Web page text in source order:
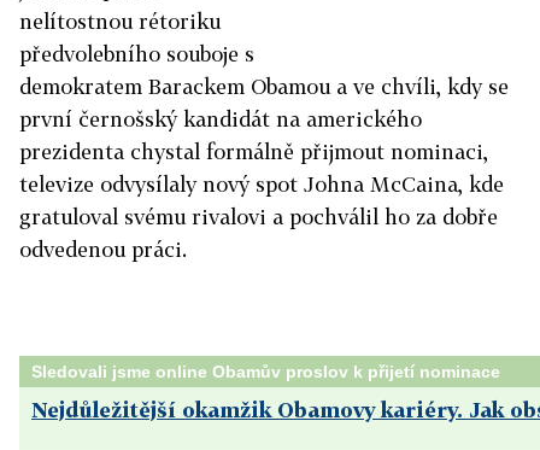
nelítostnou rétoriku
předvolebního souboje s
demokratem Barackem Obamou a ve chvíli, kdy se
první černošský kandidát na amerického
prezidenta chystal formálně přijmout nominaci,
televize odvysílaly nový spot Johna McCaina, kde
gratuloval svému rivalovi a pochválil ho za dobře
odvedenou práci.
Sledovali jsme online Obamův proslov k přijetí nominace
Nejdůležitější okamžik Obamovy kariéry. Jak